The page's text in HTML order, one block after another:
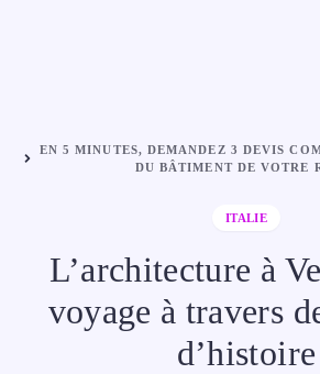
EN 5 MINUTES, DEMANDEZ 3 DEVIS
DU BÂTIMENT DE VOTRE
ITALIE
L’architecture à
voyage à travers
d’histoire